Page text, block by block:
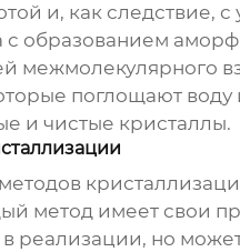
и, как
с образованием
поглощают
и чистые кристаллы.
метод имеет свои
реализации, но